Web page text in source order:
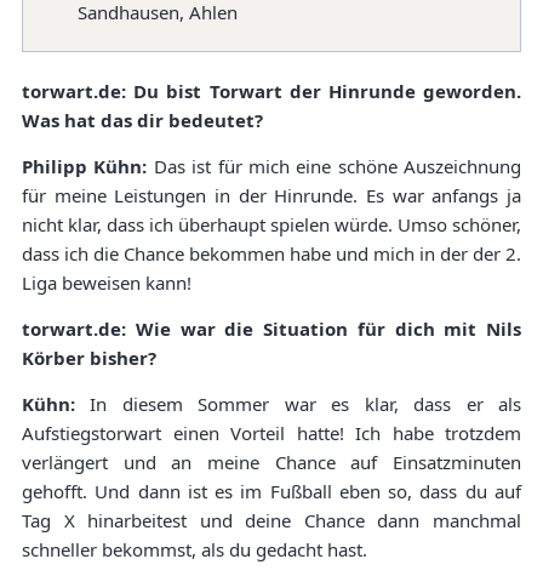
Sandhausen, Ahlen
torwart.de: Du bist Torwart der Hinrunde geworden.
Was hat das dir bedeutet?
Philipp Kühn: Das ist für mich eine schöne Auszeichnung
für meine Leistungen in der Hinrunde. Es war anfangs ja
nicht klar, dass ich überhaupt spielen würde. Umso schöner,
dass ich die Chance bekommen habe und mich in der der 2.
Liga beweisen kann!
torwart.de: Wie war die Situation für dich mit Nils
Körber bisher?
Kühn: In diesem Sommer war es klar, dass er als
Aufstiegstorwart einen Vorteil hatte! Ich habe trotzdem
verlängert und an meine Chance auf Einsatzminuten
gehofft. Und dann ist es im Fußball eben so, dass du auf
Tag X hinarbeitest und deine Chance dann manchmal
schneller bekommst, als du gedacht hast.